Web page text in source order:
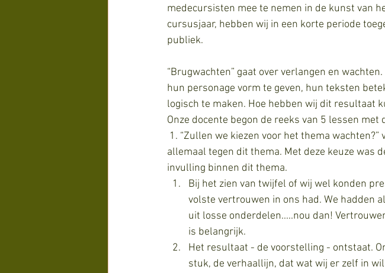
medecursisten mee te nemen in de kunst van
cursusjaar, hebben wij in een korte periode
publiek.
“Brugwachten” gaat over verlangen en
hun personage vorm te geven, hun teksten
logisch te maken. Hoe hebben wij dit resultaat
Onze docente begon de reeks van 5 lessen
allemaal tegen dit thema. Met deze keuze was
invulling binnen dit thema.
Bij het zien van twijfel of wij wel konden
volste vertrouwen in ons had. We hadden
uit losse onderdelen.....nou dan!
is belangrijk.
Het resultaat - de voorstelling - ontstaat.
stuk, de verhaallijn, dat wat wij er zelf in